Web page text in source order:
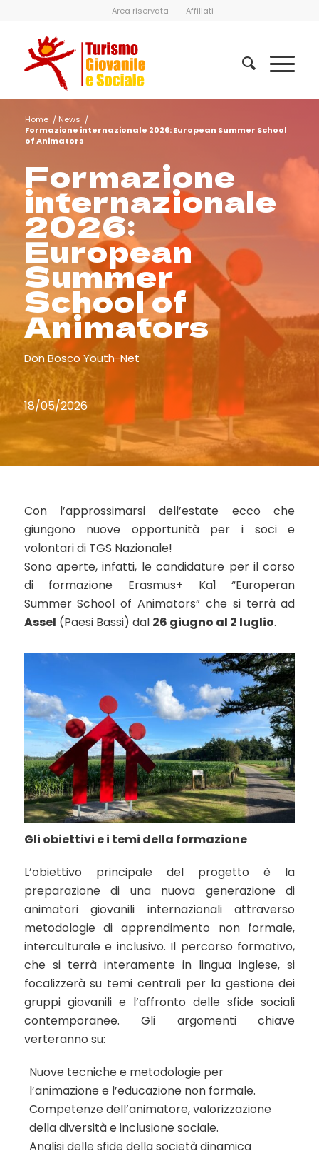
Area riservata Affiliati
Home / News /
Formazione internazionale 2026: European Summer School
of Animators
Formazione
internazionale
2026:
European
Summer
School of
Animators
Don Bosco Youth-Net
18/05/2026
Con l’approssimarsi dell’estate ecco che
giungono nuove opportunità per i soci e
volontari di TGS Nazionale!
Sono aperte, infatti, le candidature per il corso
di formazione Erasmus+ Ka1 “Europeran
Summer School of Animators” che si terrà ad
Assel (Paesi Bassi) dal 26 giugno al 2 luglio.
Gli obiettivi e i temi della formazione
L’obiettivo principale del progetto è la
preparazione di una nuova generazione di
animatori giovanili internazionali attraverso
metodologie di apprendimento non formale,
interculturale e inclusivo. Il percorso formativo,
che si terrà interamente in lingua inglese, si
focalizzerà su temi centrali per la gestione dei
gruppi giovanili e l’affronto delle sfide sociali
contemporanee. Gli argomenti chiave
verteranno su:
Nuove tecniche e metodologie per
l’animazione e l’educazione non formale.
Competenze dell’animatore, valorizzazione
della diversità e inclusione sociale.
Analisi delle sfide della società dinamica